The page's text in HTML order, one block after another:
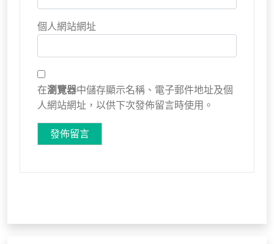
個人網站網址
在瀏覽器中儲存顯示名稱、電子郵件地址及個
人網站網址，以供下次發佈留言時使用。